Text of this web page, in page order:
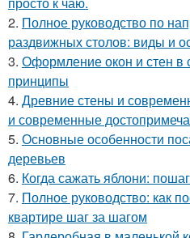
2. Полное руководство по
раздвижных столов: виды и
3. Оформление окон и стен в
принципы
4. Древние стены и
и современные
5. Основные особенности
деревьев
6. Когда сажать яблони:
7. Полное руководство: как
квартире шаг за шагом